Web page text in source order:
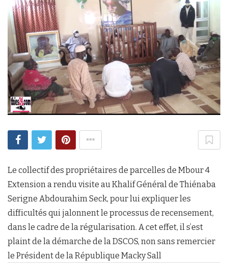
Le collectif des propriétaires de parcelles de Mbour 4
Extension a rendu visite au Khalif Général de Thiénaba
Serigne Abdourahim Seck, pour lui expliquer les
difficultés qui jalonnent le processus de recensement,
dans le cadre de la régularisation. A cet effet, il s’est
plaint de la démarche de la DSCOS, non sans remercier
le Président de la République Macky Sall